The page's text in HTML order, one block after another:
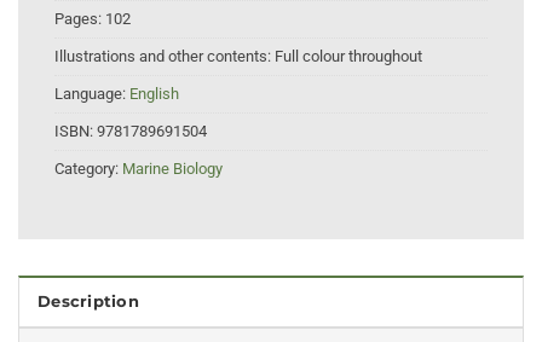
Pages: 102
Illustrations and other contents: Full colour throughout
Language: English
ISBN: 9781789691504
Category: Marine Biology
Description